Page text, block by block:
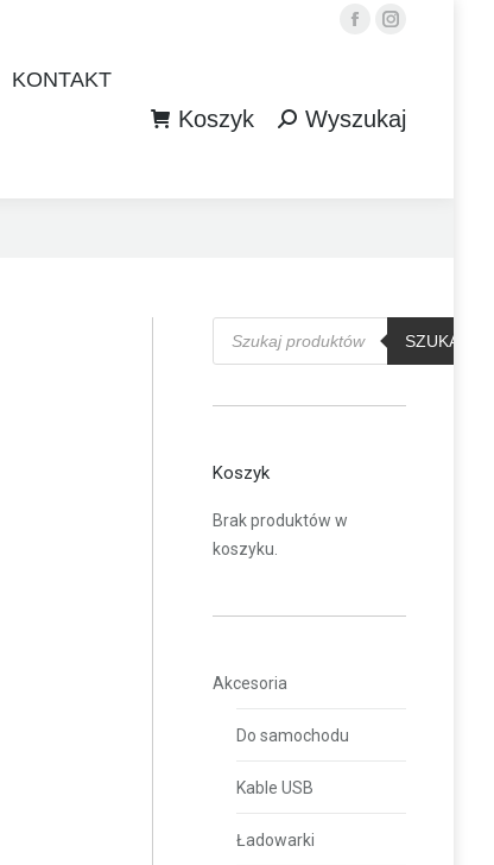
FacebookInstagram
KONTAKT
Koszyk Szukaj:Wyszukaj
Wyszukiwarka
produktów
SZUKAJ
Koszyk
Brak produktów w
koszyku.
Akcesoria
Do samochodu
Kable USB
Ładowarki